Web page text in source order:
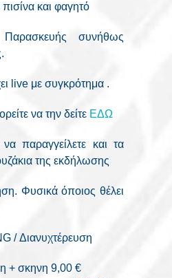
πισίνα και φαγητό
συνήθως
live με συγκρότημα .
να την δείτε ΕΔΩ
παραγγείλετε και τα
της εκδήλωσης
Φυσικά όποιος θέλει
/ Διανυχτέρευση
+ σκηνη 9,00 €